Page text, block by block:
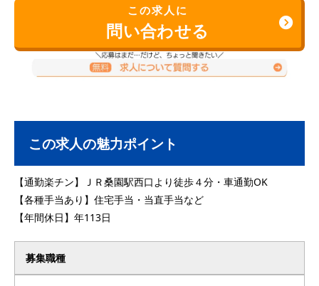
この求人に
問い合わせる
この求人の魅力ポイント
【通勤楽チン】ＪＲ桑園駅西口より徒歩４分・車通勤OK
【各種手当あり】住宅手当・当直手当など
【年間休日】年113日
募集職種